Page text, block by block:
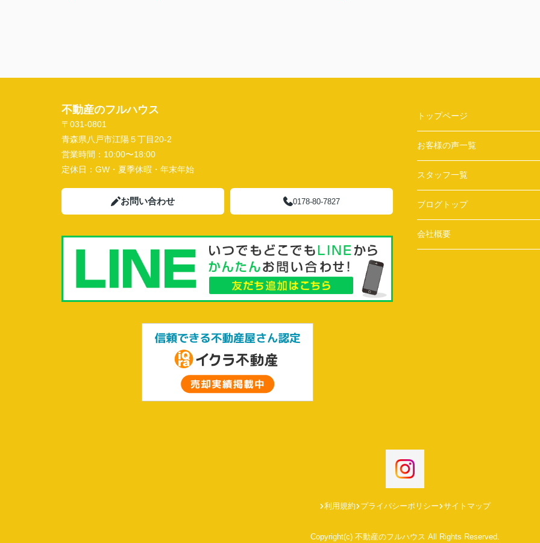
不動産のフルハウス
〒031-0801
青森県八戸市江陽５丁目20-2
営業時間： 10:00〜18:00
定休日： GW・夏季休暇・年末年始
お問い合わせ 0178-80-7827
トップページ
お客様の声一覧
スタッフ一覧
ブログトップ
会社概要
利用規約 プライバシーポリシー サイトマップ
Copyright(c) 不動産のフルハウス All Rights Reserved.